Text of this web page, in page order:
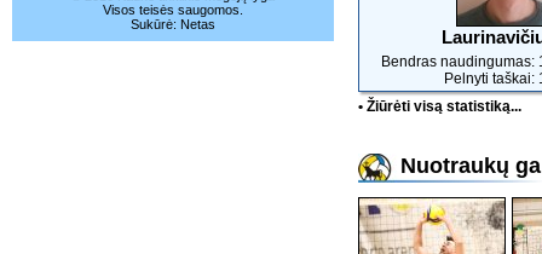
Visos teisės saugomos.
Sukūrė: Netas
Bendras naudingumas:
Pelnyti taškai:
• Žiūrėti visą statistiką...
Nuotraukų